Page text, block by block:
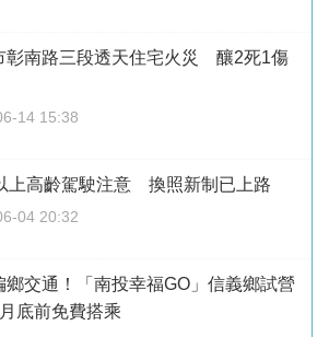
彰南路三段透天住宅火災 釀2死1傷
14 15:38
上高齡駕駛注意 換照新制已上路
04 20:32
鄉交通！「南投幸福GO」信義鄉試營
底前免費搭乘